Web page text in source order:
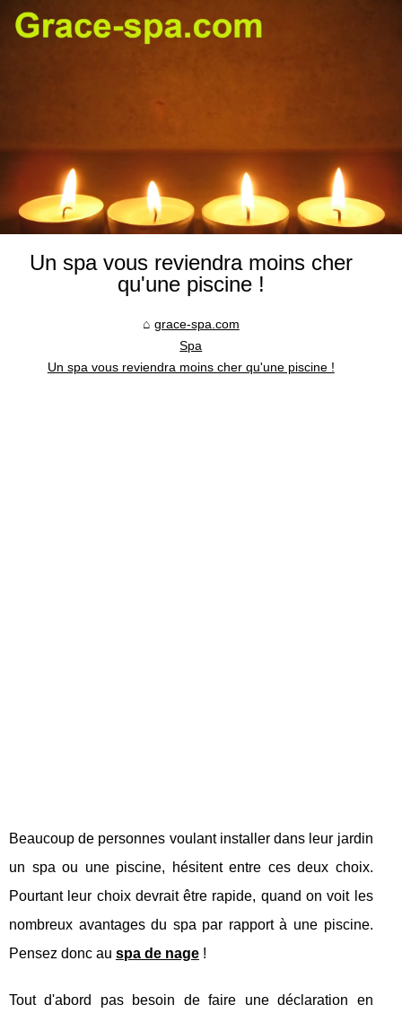
Un spa vous reviendra moins cher
qu'une piscine !
grace-spa.com
Spa
Un spa vous reviendra moins cher qu'une piscine !
Beaucoup de personnes voulant installer dans leur jardin
un spa ou une piscine, hésitent entre ces deux choix.
Pourtant leur choix devrait être rapide, quand on voit les
nombreux avantages du spa par rapport à une piscine.
Pensez donc au spa de nage !
Tout d'abord pas besoin de faire une déclaration en